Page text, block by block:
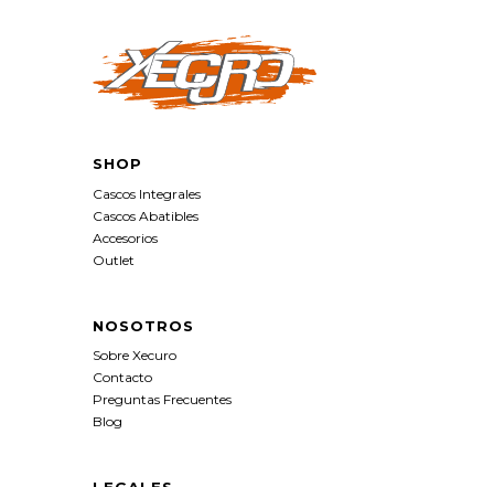
SHOP
Cascos Integrales
Cascos Abatibles
Accesorios
Outlet
NOSOTROS
Sobre Xecuro
Contacto
Preguntas Frecuentes
Blog